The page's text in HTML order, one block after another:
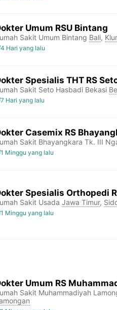
Umum RSU Bintang
Sakit Umum Bintang Bali,
4 Hari yang lalu
Spesialis THT RS
Sakit Seto Hasbadi Bekasi
7 Hari yang lalu
Casemix RS
Sakit Bhayangkara Tk. III
1 Minggu yang lalu
Spesialis Orthopedi
Sakit Usada Jawa Timur,
1 Minggu yang lalu
Umum RS
Sakit Muhammadiyah